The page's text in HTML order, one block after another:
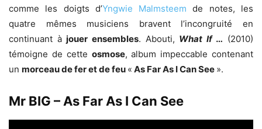
comme les doigts d’Yngwie Malmsteem de notes, les
quatre mêmes musiciens bravent l’incongruité en
continuant àjouer ensembles. Abouti, What If… (2010)
témoigne de cette osmose, album impeccable contenant
un morceau de fer et de feu « As Far As I Can See ».
Mr BIG – As Far As I Can See